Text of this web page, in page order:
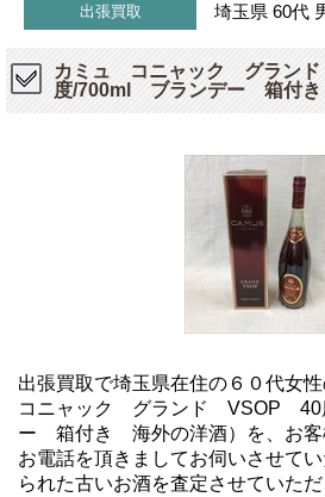
出張買取 埼玉県 60代
カミュ コニャック グラン
度/700ml ブランデー 箱付
出張買取で埼玉県在住の６０代女
コニャック グランド VSOP 40
ー 箱付き 海外の洋酒）を、お客
お電話を頂きましてお伺いさせて
られた古いお酒を査定させていた